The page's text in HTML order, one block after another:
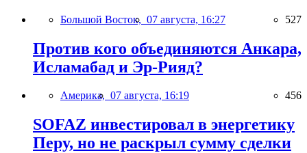
Большой Восток, 07 августа, 16:27 527
Против кого объединяются Анкара,
Исламабад и Эр-Рияд?
Америка, 07 августа, 16:19 456
SOFAZ инвестировал в энергетику
Перу, но не раскрыл сумму сделки